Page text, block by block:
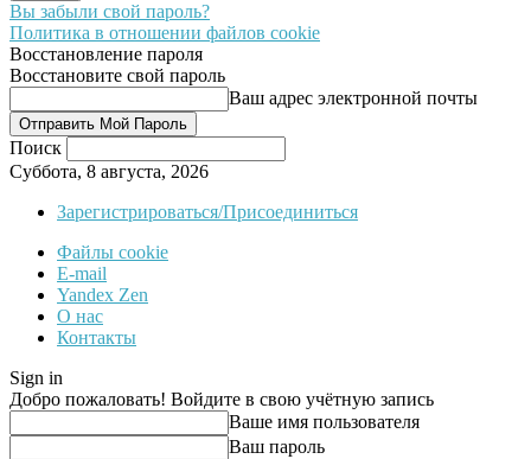
Вы забыли свой пароль?
Политика в отношении файлов cookie
Восстановление пароля
Восстановите свой пароль
Ваш адрес электронной почты
Поиск
Суббота, 8 августа, 2026
Зарегистрироваться/Присоединиться
Файлы cookie
E-mail
Yandex Zen
О нас
Контакты
Sign in
Добро пожаловать! Войдите в свою учётную запись
Ваше имя пользователя
Ваш пароль